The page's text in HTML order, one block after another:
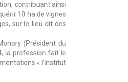
contribuant ainsi
10 ha de vignes
sur le lieu-dit des
(Président du
la profession fait le
« l’Institut